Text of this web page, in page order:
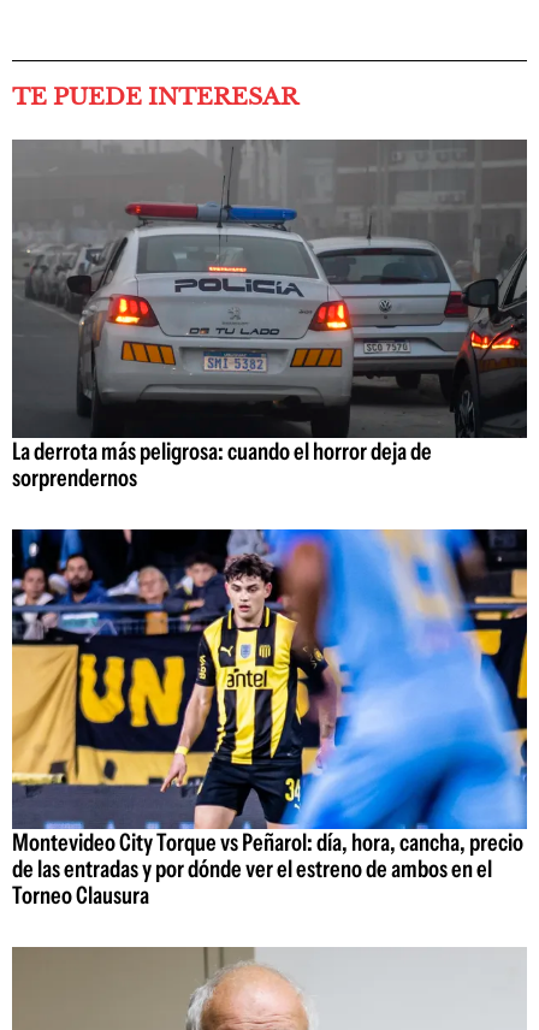
TE PUEDE INTERESAR
La derrota más peligrosa: cuando el horror deja de
sorprendernos
Montevideo City Torque vs Peñarol: día, hora, cancha, precio
de las entradas y por dónde ver el estreno de ambos en el
Torneo Clausura